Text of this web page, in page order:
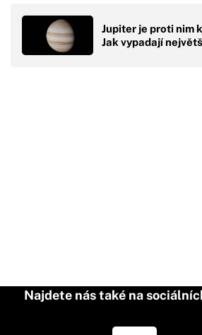
Jupiter je proti nim
Jak vypadají
Najdete nás také na